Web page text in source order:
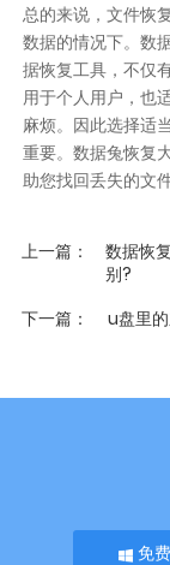
总的来说，文件恢
数据的情况下。数
据恢复工具，不仅
用于个人用户，也
麻烦。因此选择适
重要。数据兔恢复
助您找回丢失的文件
上一篇
数据恢
别?
下一篇
u盘里
免